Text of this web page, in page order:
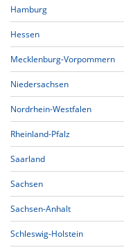
Hamburg
Hessen
Mecklenburg-Vorpommern
Niedersachsen
Nordrhein-Westfalen
Rheinland-Pfalz
Saarland
Sachsen
Sachsen-Anhalt
Schleswig-Holstein